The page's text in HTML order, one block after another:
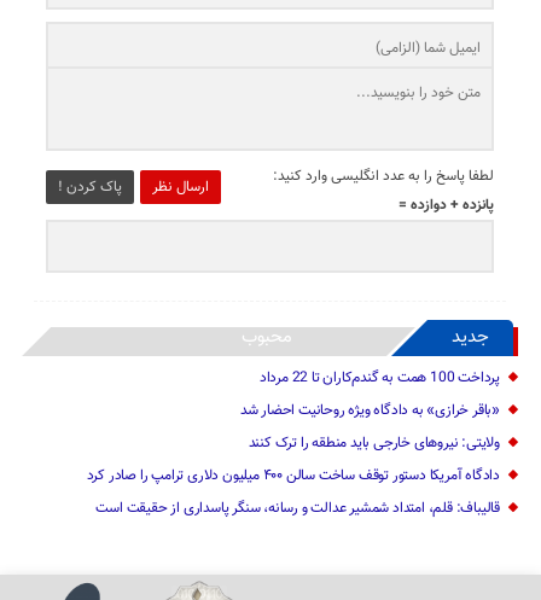
ارسال نظر پاک کردن !
لطفا پاسخ را به عدد انگلیسی وارد کنید:
پانزده + دوازده =
جدید محبوب
پرداخت 100 همت به گندم‌کاران تا 22 مرداد
«باقر خرازی» به دادگاه ویژه روحانیت احضار شد
ولایتی: نیرو‌های خارجی باید منطقه را ترک کنند
دادگاه آمریکا دستور توقف ساخت سالن ۴۰۰ میلیون دلاری ترامپ را صادر کرد
قالیباف: قلم، امتداد شمشیر عدالت و رسانه، سنگر پاسداری از حقیقت است